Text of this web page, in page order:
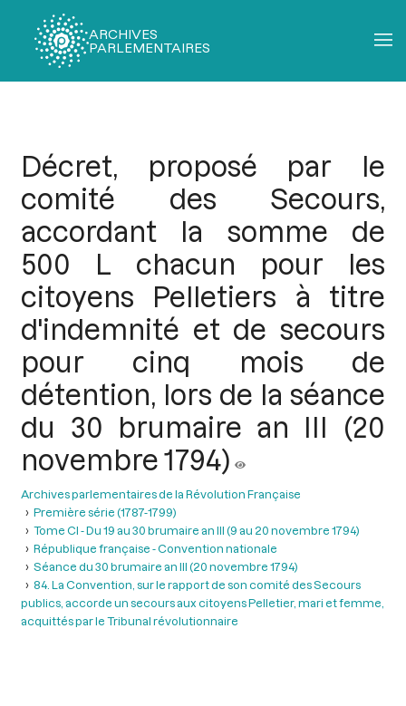
ARCHIVES
PARLEMENTAIRES
Décret, proposé par le
comité des Secours,
accordant la somme de
500 L chacun pour les
citoyens Pelletiers à titre
d'indemnité et de secours
pour cinq mois de
détention, lors de la séance
du 30 brumaire an III (20
novembre 1794)
Archives parlementaires de la Révolution Française
Première série (1787-1799)
Tome CI - Du 19 au 30 brumaire an III (9 au 20 novembre 1794)
République française - Convention nationale
Séance du 30 brumaire an III (20 novembre 1794)
84. La Convention, sur le rapport de son comité des Secours
publics, accorde un secours aux citoyens Pelletier, mari et femme,
acquittés par le Tribunal révolutionnaire